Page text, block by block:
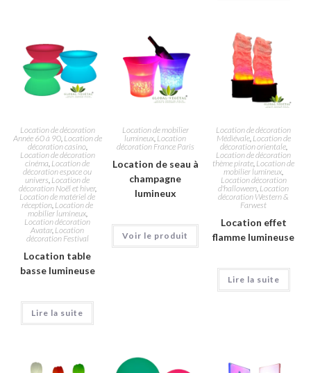
Location de décoration
Année 60 à 90, Location de
décoration casino,
Location de décoration
cinéma Location de
décoration espace ou
univers Location de
décoration Noël et hiver,
Location de matériel de
réception Location de
mobilier lumineux,
Location décoration
Avatar, Location
décoration Festival
Location table
basse lumineuse
Lire la suite
Location de mobilier
lumineux Location
décoration France Paris
Location de seau à
champagne
lumineux
Voir le produit
Location de décoration
Médiévale, Location de
décoration orientale,
Location de décoration
thème pirate Location de
mobilier lumineux
Location décoration
d'halloween Location
décoration Western &
Farwest
Location effet
flamme lumineuse
Lire la suite